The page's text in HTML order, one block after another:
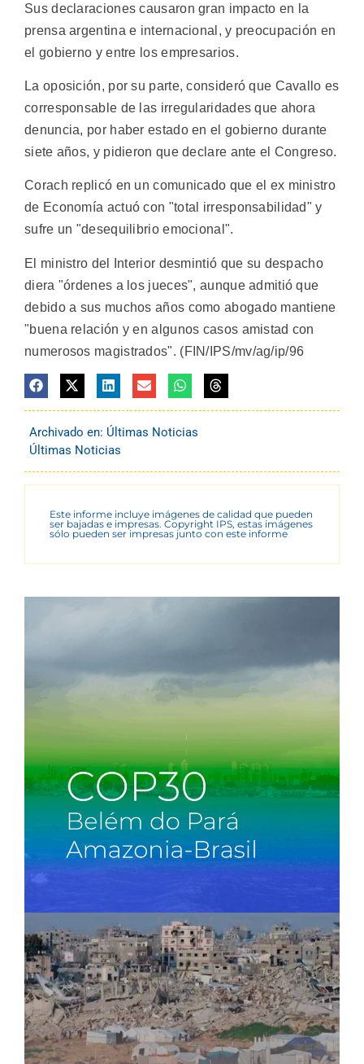
Sus declaraciones causaron gran impacto en la
prensa argentina e internacional, y preocupación en
el gobierno y entre los empresarios.
La oposición, por su parte, consideró que Cavallo es
corresponsable de las irregularidades que ahora
denuncia, por haber estado en el gobierno durante
siete años, y pidieron que declare ante el Congreso.
Corach replicó en un comunicado que el ex ministro
de Economía actuó con "total irresponsabilidad" y
sufre un "desequilibrio emocional".
El ministro del Interior desmintió que su despacho
diera "órdenes a los jueces", aunque admitió que
debido a sus muchos años como abogado mantiene
"buena relación y en algunos casos amistad con
numerosos magistrados". (FIN/IPS/mv/ag/ip/96
Archivado en: Últimas Noticias
Últimas Noticias
Este informe incluye imágenes de calidad que pueden
ser bajadas e impresas. Copyright IPS, estas imágenes
sólo pueden ser impresas junto con este informe